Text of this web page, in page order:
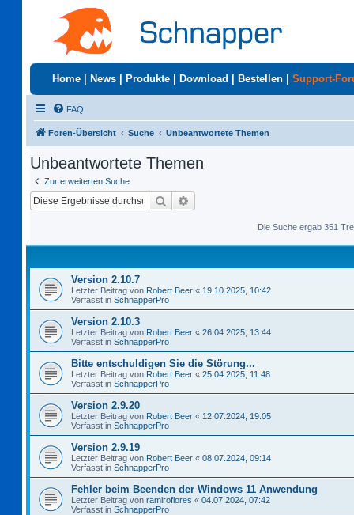
Home News Produkte Download Bestellen Support-
FAQ
Foren-Übersicht Suche Unbeantwortete Themen
Unbeantwortete Themen
Zur erweiterten Suche
Suche
Die Suche ergab 351
Version 2.10.7
Letzter Beitrag von Robert Beer « 19.10.2025, 10:42
Verfasst in SchnapperPro
Version 2.10.3
Letzter Beitrag von Robert Beer « 26.04.2025, 13:44
Verfasst in SchnapperPro
Bitte entschuldigen Sie die Störung...
Letzter Beitrag von Robert Beer « 25.04.2025, 11:48
Verfasst in SchnapperPro
Version 2.9.20
Letzter Beitrag von Robert Beer « 12.07.2024, 19:05
Verfasst in SchnapperPro
Version 2.9.19
Letzter Beitrag von Robert Beer « 08.07.2024, 09:14
Verfasst in SchnapperPro
Fehler beim Beenden der Windows 11 Anwendung
Letzter Beitrag von ramiroflores « 04.07.2024, 07:42
Verfasst in SchnapperPro